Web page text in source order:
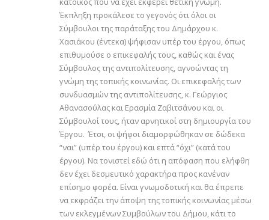
Έκπληξη προκάλεσε το γεγονός ότι όλοι οι
Σύμβουλοι της παράταξης του Δημάρχου κ.
Χασιάκου (έντεκα) ψήφισαν υπέρ του έργου, όπως
επιθυμούσε ο επικεφαλής τους, καθώς και ένας
Σύμβουλος της αντιπολίτευσης, αγνοώντας τη
γνώμη της τοπικής κοινωνίας. Οι επικεφαλής των
συνδυασμών της αντιπολίτευσης, κ. Γεώργιος
Αθανασούλας και Ερασμία Ζαβιτσάνου και οι
Σύμβουλοί τους, ήταν αρνητικοί στη δημιουργία του
Έργου. Έτσι, οι ψήφοι διαμορφώθηκαν σε δώδεκα
“ναι” (υπέρ του έργου) και επτά “όχι” (κατά του
έργου). Να τονιστεί εδώ ότι η απόφαση που ελήφθη
δεν έχει δεσμευτικό χαρακτήρα προς κανέναν
επίσημο φορέα. Είναι γνωμοδοτική και θα έπρεπε
να εκφράζει την άποψη της τοπικής κοινωνίας μέσω
των εκλεγμένων Συμβούλων του Δήμου, κάτι το